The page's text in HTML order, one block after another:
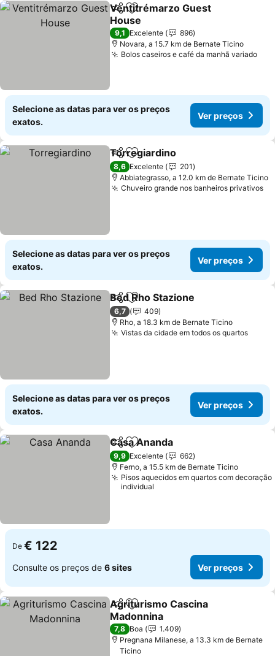
PartilharAdicionar aos favoritos
Ventitrémarzo Guest
House
9,1 Excelente
896
Novara, a 15.7 km de Bernate Ticino
Bolos caseiros e café da manhã variado
Selecione as datas para ver os preços
exatos.
Ver preços
PartilharAdicionar aos favoritos
Torregiardino
8,6 Excelente
201
Abbiategrasso, a 12.0 km de Bernate Ticino
Chuveiro grande nos banheiros privativos
Selecione as datas para ver os preços
exatos.
Ver preços
PartilharAdicionar aos favoritos
Bed Rho Stazione
6,7
409
Rho, a 18.3 km de Bernate Ticino
Vistas da cidade em todos os quartos
Selecione as datas para ver os preços
exatos.
Ver preços
PartilharAdicionar aos favoritos
Casa Ananda
9,9 Excelente
662
Ferno, a 15.5 km de Bernate Ticino
Pisos aquecidos em quartos com decoração
individual
De € 122
Consulte os preços de 6 sites Ver preços
PartilharAdicionar aos favoritos
Agriturismo Cascina
Madonnina
7,8 Boa
1.409
Pregnana Milanese, a 13.3 km de Bernate
Ticino